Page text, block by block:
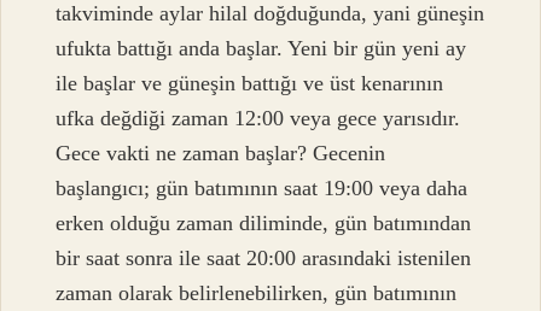
takviminde aylar hilal doğduğunda, yani güneşin
ufukta battığı anda başlar. Yeni bir gün yeni ay
ile başlar ve güneşin battığı ve üst kenarının
ufka değdiği zaman 12:00 veya gece yarısıdır.
Gece vakti ne zaman başlar? Gecenin
başlangıcı; gün batımının saat 19:00 veya daha
erken olduğu zaman diliminde, gün batımından
bir saat sonra ile saat 20:00 arasındaki istenilen
zaman olarak belirlenebilirken, gün batımının